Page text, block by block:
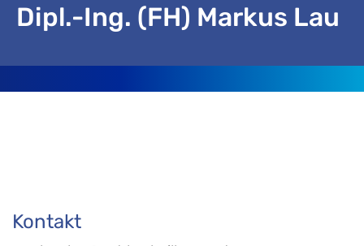
Dipl.-Ing. (FH) Markus Lau
Kontakt